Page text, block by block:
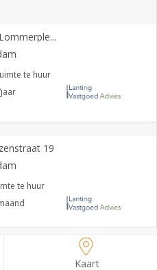
Bos en Lommerplein 175
te huur
19
te huur
Kaart